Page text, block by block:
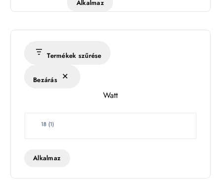
é
s
k
Alkalmaz
Termékek szűrése
Bezárás
Watt
W
t
18 (1)
Alkalmaz